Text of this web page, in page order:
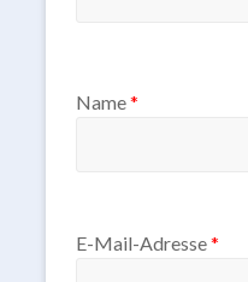
Name*
E-Mail-Adresse*